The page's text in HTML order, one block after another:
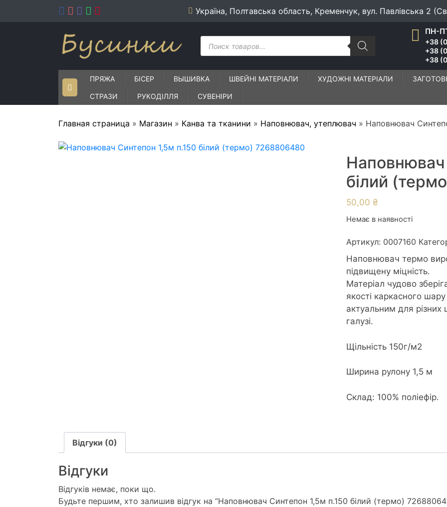
Україна, Полтавська область, Кременчук, вул. Павлівська 2
Пошук
товарів
ПН-
+38
+38
+38
ПРЯЖА БІСЕР ВЫШИВКА ШВЕЙНІ МАТЕРІАЛИ ХУДОЖНІ МАТЕРІАЛИ
СТРАЗИ РУКОДІЛЛЯ СУВЕНІРИ
Главная страница » Магазин » Канва та тканини » Наповнювач, утеплювач » Наповнювач
білий
50,00 ₴
Немає в наявності
Артикул: 0007160
Наповнювач термо
підвищену міцність.
Матеріал чудово
якості каркасного
актуальним для різних
галузі.
Щільність 150г/м2
Ширина рулону 1,5 м
Склад: 100% поліефір.
Відгуки (0)
Відгуки
Відгуків немає, поки що.
Будьте першим, хто залишив відгук на “Наповнювач Синтепон 1,5м п.150 білий (термо)